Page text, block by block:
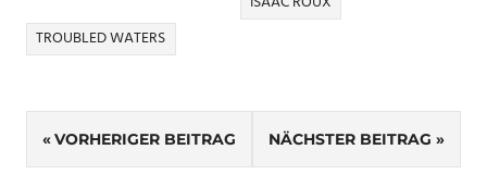
TROUBLED WATERS
Beitragsnavigation
VORHERIGER BEITRAG NÄCHSTER BEITRAG